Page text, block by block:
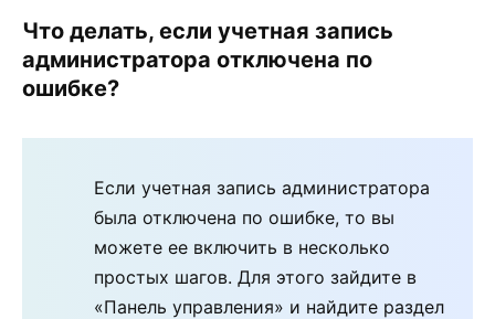
Что делать, если учетная запись
администратора отключена по
ошибке?
Если учетная запись администратора
была отключена по ошибке, то вы
можете ее включить в несколько
простых шагов. Для этого зайдите в
«Панель управления» и найдите раздел